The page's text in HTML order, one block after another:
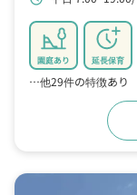
園庭あり 延長保育
…他29件の特徴あり